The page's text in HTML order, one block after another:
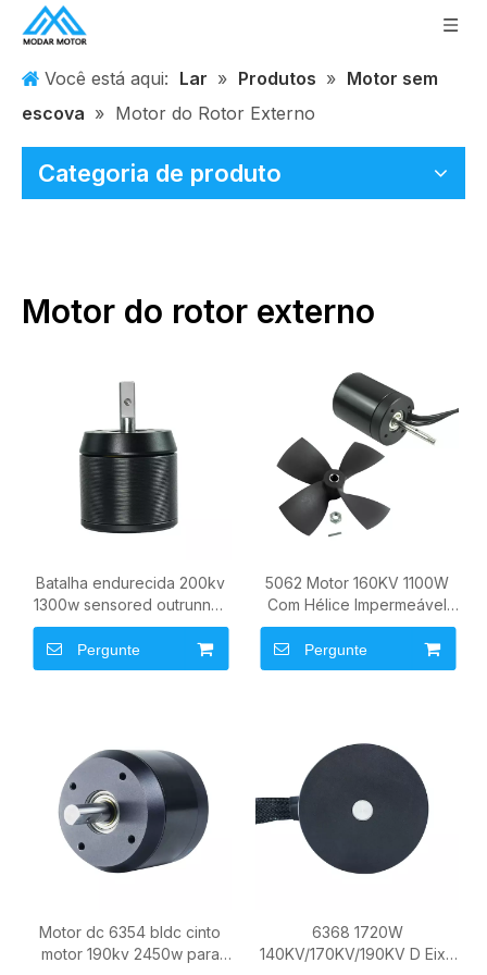
Você está aqui: Lar » Produtos » Motor sem
escova » Motor do Rotor Externo
Categoria de produto
Motor do rotor externo
Batalha endurecida 200kv
1300w sensored outrunner
bldc motor dc sem escova
5048 para skate elétrico diy
Pergunte
5062 Motor 160KV 1100W
Com Hélice Impermeável
Brushless DC para Barco de
Surf Propulsor Subaquático
Hidro | Efoil
Pergunte
Motor dc 6354 bldc cinto
motor 190kv 2450w para
6368 1720W
140KV/170KV/190KV D Eixo